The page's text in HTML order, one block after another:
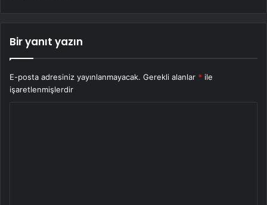
Bir yanıt yazın
E-posta adresiniz yayınlanmayacak. Gerekli alanlar * ile
işaretlenmişlerdir